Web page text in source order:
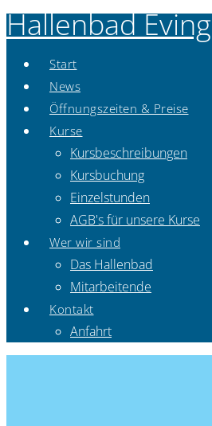
Hallenbad Eving
Start
News
Öffnungszeiten & Preise
Kurse
Kursbeschreibungen
Kursbuchung
Einzelstunden
AGB's für unsere Kurse
Wer wir sind
Das Hallenbad
Mitarbeitende
Kontakt
Anfahrt